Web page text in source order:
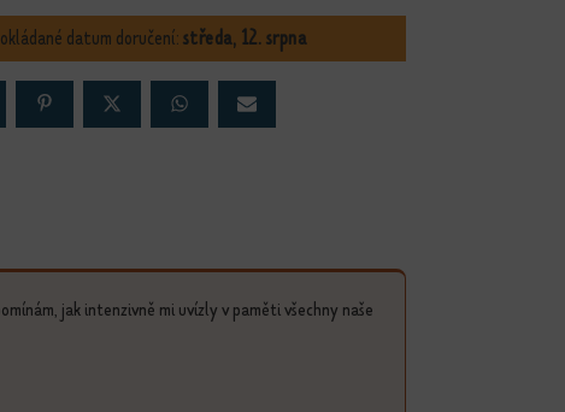
datum doručení:středa, 12. srpna
jak intenzivně mi uvízly v paměti všechny naše